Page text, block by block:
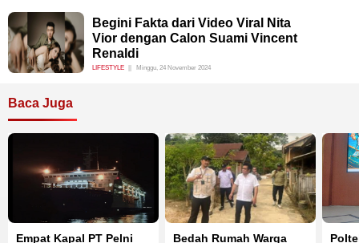
Begini Fakta dari Video Viral Nita
Vior dengan Calon Suami Vincent
Renaldi
LIFESTYLE Minggu, 24 November 2024
Baca Juga
Empat Kapal PT Pelni Bedah Rumah Warga